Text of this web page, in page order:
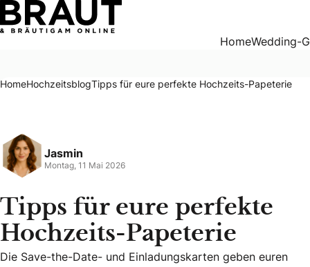
Tipps für eure perfekte Hochzeits-PapeterieHomeWedding-
HomeHochzeitsblogTipps für eure perfekte Hochzeits-Papeterie
Jasmin
Montag, 11 Mai 2026
Tipps für eure perfekte
Hochzeits-Papeterie
Die Save-the-Date- und Einladungskarten geben euren